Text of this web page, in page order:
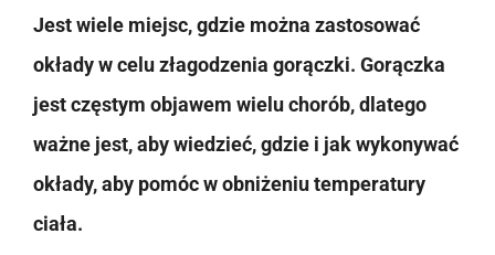
Jest wiele miejsc, gdzie można zastosować
okłady w celu złagodzenia gorączki. Gorączka
jest częstym objawem wielu chorób, dlatego
ważne jest, aby wiedzieć, gdzie i jak wykonywać
okłady, aby pomóc w obniżeniu temperatury
ciała.